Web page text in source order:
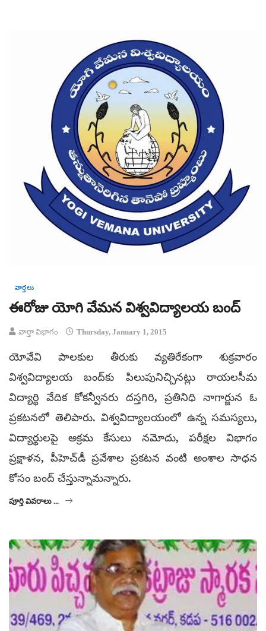
వార్తలు
ఈరోజు యోగి వేమన విశ్వవిద్యాలయ బంద్
వార్తా విభాగం Thursday, January 1, 2015
యోవేవి పాలకుల తీరుకు వ్యతిరేకంగా శుక్రవారం
విశ్వవిద్యాలయ బంద్‌కు పిలుపునిచ్చినట్లు రాయలసీమ
విద్యార్థి వేదిక కోకన్వీనరు దస్తగిరి, ప్రతినిధి నాగార్జున ఓ
ప్రకటనలో తెలిపారు. విశ్వవిద్యాలయంలో ఉన్న సమస్యలు,
విద్యార్థులపై అక్రమ కేసులు నమోదు, పరీక్షల విభాగం
ప్రక్షాళన, పీహెచ్‌డీ ప్రవేశాల ప్రకటన వంటి అంశాల సాధన
కోసం బంద్ చేస్తున్నామన్నారు.
పూర్తి వివరాలు ...